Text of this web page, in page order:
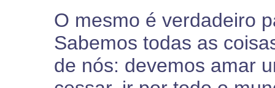
O mesmo é verdadeiro
Sabemos todas as
de nós: devemos amar